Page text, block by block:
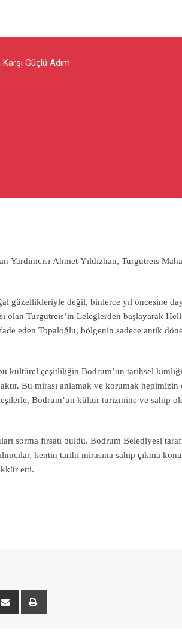
Güçlü Adım
Ahmet Yıldızhan, Turgutreis
güzellikleriyle değil, binlerce yıl öncesine
olan Turgutreis’in Leleglerden başlayarak
eden Topaloğlu, bölgenin sadece antik
kültürel çeşitliliğin Bodrum’un tarihsel
Bu mirası anlamak ve korumak
Bodrum’un kültür turizmine ve sahip
sorma fırsatı buldu. Bodrum Belediyesi
kentin tarihi mirasına sahip çıkma
etti.
Email